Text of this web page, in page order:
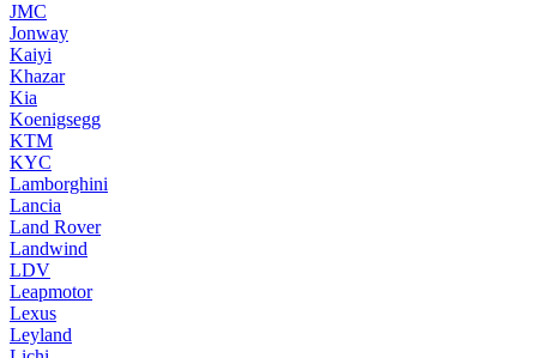
JMC
Jonway
Kaiyi
Khazar
Kia
Koenigsegg
KTM
KYC
Lamborghini
Lancia
Land Rover
Landwind
LDV
Leapmotor
Lexus
Leyland